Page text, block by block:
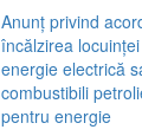
Anunț privind
încălzirea
energie electrică
combustibili
pentru energie